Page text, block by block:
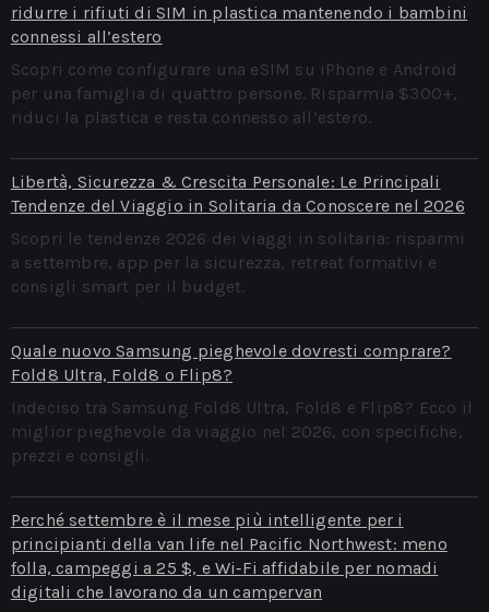
ridurre i rifiuti di SIM in plastica mantenendo i bambini
connessi all’estero
Scopri come configurare una eSIM su iPhone e Android
per una famiglia di quattro persone. Risparmia $300+,
riduci la plastica e resta connesso all’estero.
Libertà, Sicurezza & Crescita Personale: Le Principali
Tendenze del Viaggio in Solitaria da Conoscere nel 2026
Scopri le tendenze 2026 dei viaggi in solitaria: risparmi
a settembre, app per la sicurezza, retreat formativi e
consigli smart per il budget.
Quale nuovo Samsung pieghevole dovresti comprare?
Fold8 Ultra, Fold8 o Flip8?
Indeciso tra Samsung Fold8 Ultra, Fold8 e Flip8? Ecco il
miglior pieghevole da viaggio nel 2026, con specifiche,
prezzi e consigli.
Perché settembre è il mese più intelligente per i
principianti della van life nel Pacific Northwest: meno
folla, campeggi a 25 $, e Wi‑Fi affidabile per nomadi
digitali che lavorano da un campervan